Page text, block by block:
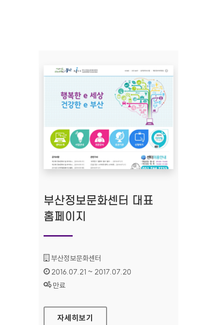
부산정보문화센터 대표
홈페이지
기관명 :
부산정보문화센터
인증기간 :
2016.07.21 ~ 2017.07.20
상태 :
만료
부산정보문화센터 대표 홈페이지
자세히보기